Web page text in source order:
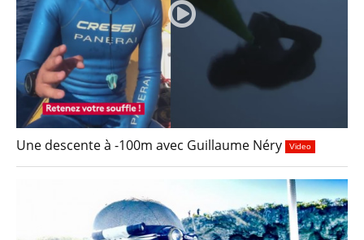
Une descente à -100m avec Guillaume Néry Video